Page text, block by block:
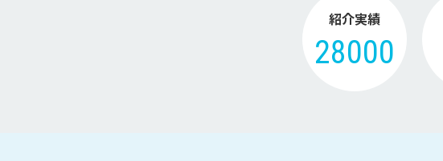
紹介実績
28000